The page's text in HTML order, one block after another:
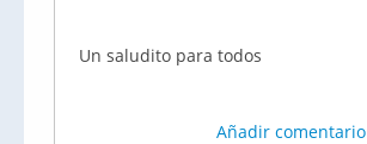
Un saludito para todos
Añadir comentario